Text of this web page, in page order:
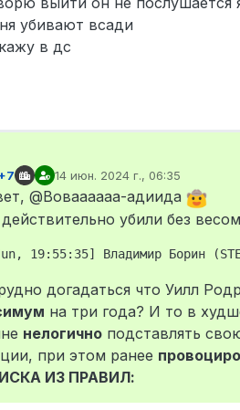
убивают всади
в дс
14 июн. 2024 г., 06:35
отредактировано
@Воваааааа-адиида
действительно убили без
догадаться что Уилл
на три года? И то в
нелогично подставлять
при этом ранее
ИЗ ПРАВИЛ: